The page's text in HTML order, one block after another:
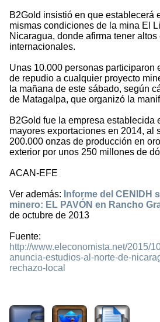
B2Gold insistió en que establecerá
mismas condiciones de la mina El
Nicaragua, donde afirma tener altos
internacionales.
Unas 10.000 personas participaron
de repudio a cualquier proyecto
la mañana de este sábado, según
de Matagalpa, que organizó la
B2Gold fue la empresa establecida
mayores exportaciones en 2014, al
200.000 onzas de producción en
exterior por unos 250 millones de
ACAN-EFE
Ver además: Informe del CENIDH
minero: EL PAVÓN en Rancho
de octubre de 2013
Fuente:
http://www.eleconomista.net/2015/
anuncia-estudios-al-norte-de-
rechazo-local